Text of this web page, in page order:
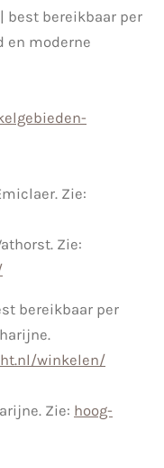
best bereikbaar per
en moderne
Zie:
Zie:
bereikbaar per
winkelen/
Zie: hoog-